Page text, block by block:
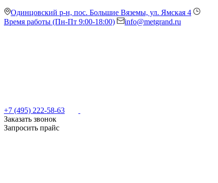
Одинцовский р-н, пос. Большие Вяземы, ул. Ямская 4
Время работы (Пн-Пт 9:00-18:00)
info@metgrand.ru
+7 (495) 222-58-63
Заказать звонок
Запросить прайс